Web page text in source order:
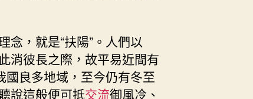
念，就是“扶陽”。人們以
消彼長之際，故平易近間有
國良多地域，至今仍有冬至
說這般便可抵交流御風冷、